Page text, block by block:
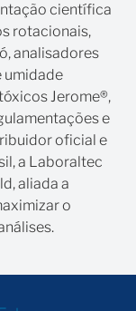
científica
rotacionais,
analisadores
umidade
Jerome®,
e
oficial e
a Laboraltec
aliada a
o